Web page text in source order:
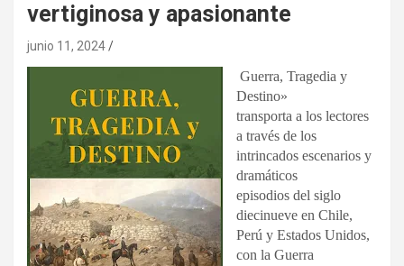
vertiginosa y apasionante
junio 11, 2024
Guerra, Tragedia y
Destino»
transporta a los lectores
a través de los
intrincados escenarios y
dramáticos
episodios del siglo
diecinueve en Chile,
Perú y Estados Unidos,
con la Guerra